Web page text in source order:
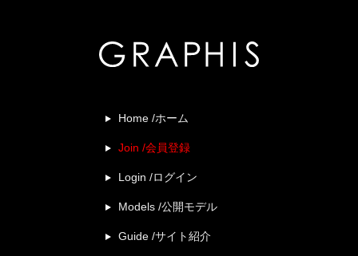
Home /ホーム
Join /会員登録
Login /ログイン
Models /公開モデル
Guide /サイト紹介